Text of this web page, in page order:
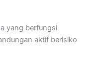
yang berfungsi
aktif berisiko